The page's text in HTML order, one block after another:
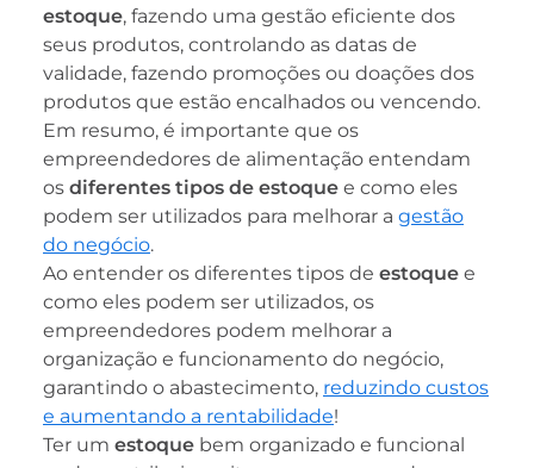
estoque, fazendo uma gestão eficiente dos
seus produtos, controlando as datas de
validade, fazendo promoções ou doações dos
produtos que estão encalhados ou vencendo.
Em resumo, é importante que os
empreendedores de alimentação entendam
os diferentes tipos de estoque e como eles
podem ser utilizados para melhorar a gestão
do negócio.
Ao entender os diferentes tipos de estoque e
como eles podem ser utilizados, os
empreendedores podem melhorar a
organização e funcionamento do negócio,
garantindo o abastecimento, reduzindo custos
e aumentando a rentabilidade!
Ter um estoque bem organizado e funcional